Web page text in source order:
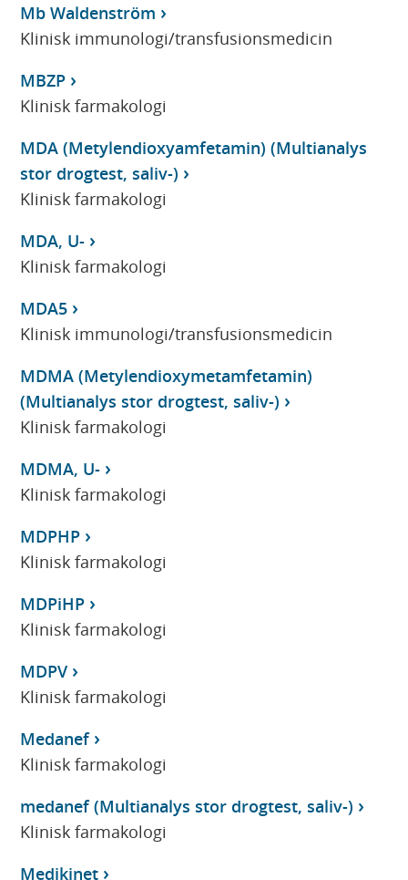
Mb Waldenström
Klinisk immunologi/transfusionsmedicin
MBZP
Klinisk farmakologi
MDA (Metylendioxyamfetamin) (Multianalys
stor drogtest, saliv-)
Klinisk farmakologi
MDA, U-
Klinisk farmakologi
MDA5
Klinisk immunologi/transfusionsmedicin
MDMA (Metylendioxymetamfetamin)
(Multianalys stor drogtest, saliv-)
Klinisk farmakologi
MDMA, U-
Klinisk farmakologi
MDPHP
Klinisk farmakologi
MDPiHP
Klinisk farmakologi
MDPV
Klinisk farmakologi
Medanef
Klinisk farmakologi
medanef (Multianalys stor drogtest, saliv-)
Klinisk farmakologi
Medikinet